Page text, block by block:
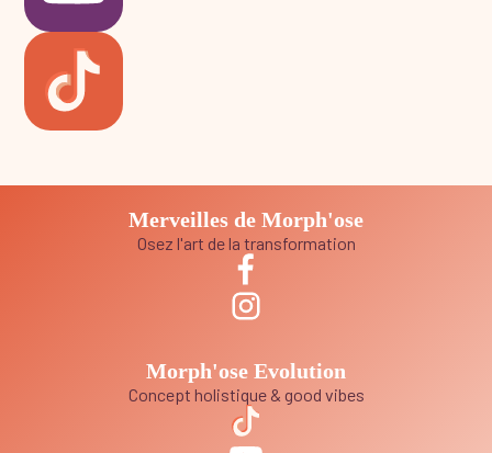
Merveilles de Morph'ose
Osez l'art de la transformation
Morph'ose Evolution
Concept holistique & good vibes